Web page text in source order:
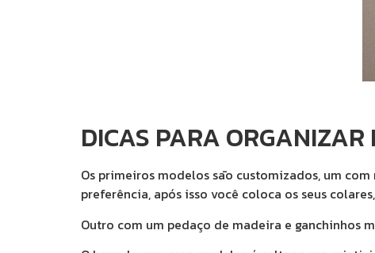
DICAS PARA
Os primeiros modelos sāo customizados, um
preferência, após isso você coloca os seus
Outro com um pedaço de madeira e ganchinhos